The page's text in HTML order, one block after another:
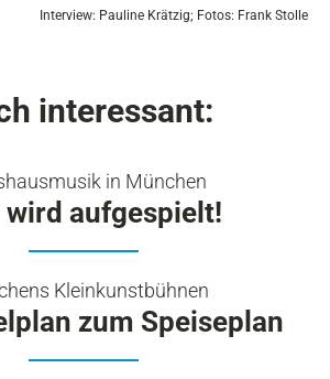
Interview: Pauline Krätzig; Fotos: Frank Stolle
interessant:
in München
wird aufgespielt!
Kleinkunstbühnen
zum Speiseplan